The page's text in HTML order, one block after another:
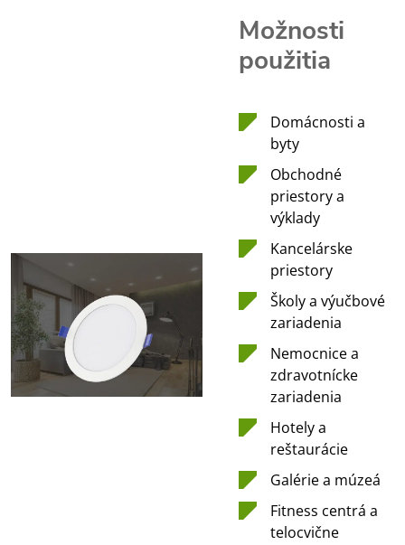
Možnosti
použitia
Domácnosti a
byty
Obchodné
priestory a
výklady
Kancelárske
priestory
Školy a výučbové
zariadenia
Nemocnice a
zdravotnícke
zariadenia
Hotely a
reštaurácie
Galérie a múzeá
Fitness centrá a
telocvične